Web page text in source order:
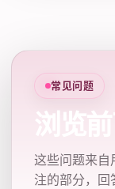
常见问题
浏览
这些问题来
注的部分，